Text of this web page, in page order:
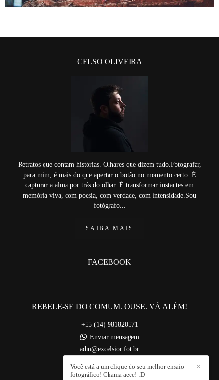
CELSO OLIVEIRA
Retratos que contam histórias. Olhares que dizem tudo.Fotografar,
para mim, é mais do que apertar o botão no momento certo. É
capturar a alma por trás do olhar. É transformar instantes em
memória viva, com poesia, com verdade, com intensidade.Sou
fotógrafo...
SAIBA MAIS
FACEBOOK
REBELE-SE DO COMUM. OUSE. VÁ ALÉM!
+55 (14) 981820571
Enviar mensagem
adm@excelsior.fot.br
✕
Você está a um clique do seu melhor ensaio
fotográfico! Chama aeee! :D